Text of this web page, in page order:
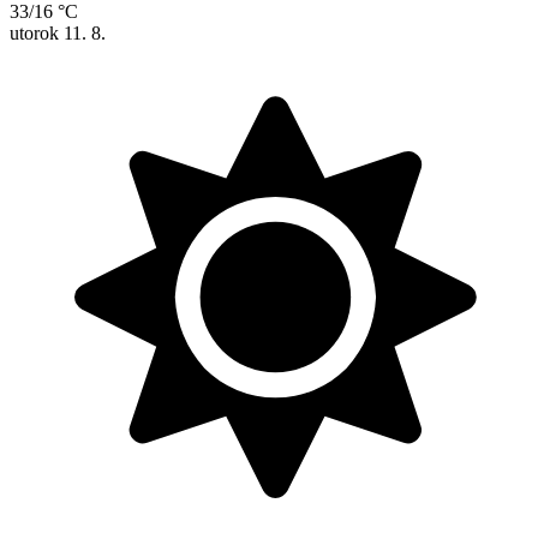
33/16 °C
utorok 11. 8.